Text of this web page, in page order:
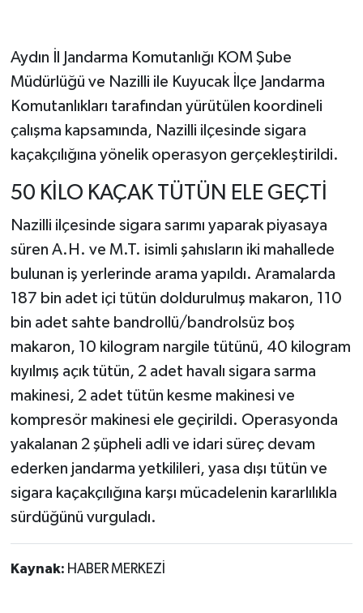
Aydın İl Jandarma Komutanlığı KOM Şube
Müdürlüğü ve Nazilli ile Kuyucak İlçe Jandarma
Komutanlıkları tarafından yürütülen koordineli
çalışma kapsamında, Nazilli ilçesinde sigara
kaçakçılığına yönelik operasyon gerçekleştirildi.
50 KİLO KAÇAK TÜTÜN ELE GEÇTİ
Nazilli ilçesinde sigara sarımı yaparak piyasaya
süren A.H. ve M.T. isimli şahısların iki mahallede
bulunan iş yerlerinde arama yapıldı. Aramalarda
187 bin adet içi tütün doldurulmuş makaron, 110
bin adet sahte bandrollü/bandrolsüz boş
makaron, 10 kilogram nargile tütünü, 40 kilogram
kıyılmış açık tütün, 2 adet havalı sigara sarma
makinesi, 2 adet tütün kesme makinesi ve
kompresör makinesi ele geçirildi. Operasyonda
yakalanan 2 şüpheli adli ve idari süreç devam
ederken jandarma yetkilileri, yasa dışı tütün ve
sigara kaçakçılığına karşı mücadelenin kararlılıkla
sürdüğünü vurguladı.
Kaynak: HABER MERKEZİ